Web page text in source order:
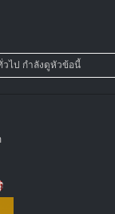
ไป กำลังดูหัวข้อนี้